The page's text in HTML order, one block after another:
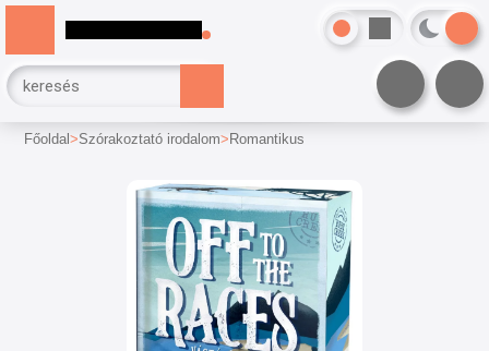
Főoldal Szórakoztató irodalom Romantikus